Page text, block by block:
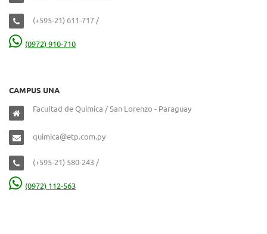
(+595-21) 611-717 /
(0972) 910-710
CAMPUS UNA
Facultad de Química / San Lorenzo - Paraguay
quimica@etp.com.py
(+595-21) 580-243 /
(0972) 112-563